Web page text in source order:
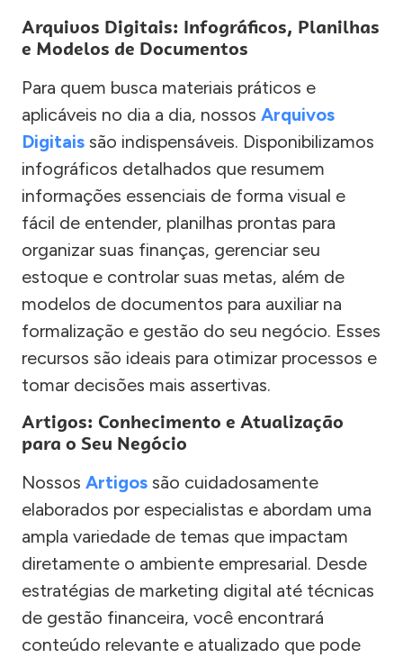
Arquivos Digitais: Infográficos, Planilhas
e Modelos de Documentos
Para quem busca materiais práticos e
aplicáveis no dia a dia, nossos Arquivos
Digitais são indispensáveis. Disponibilizamos
infográficos detalhados que resumem
informações essenciais de forma visual e
fácil de entender, planilhas prontas para
organizar suas finanças, gerenciar seu
estoque e controlar suas metas, além de
modelos de documentos para auxiliar na
formalização e gestão do seu negócio. Esses
recursos são ideais para otimizar processos e
tomar decisões mais assertivas.
Artigos: Conhecimento e Atualização
para o Seu Negócio
Nossos Artigos são cuidadosamente
elaborados por especialistas e abordam uma
ampla variedade de temas que impactam
diretamente o ambiente empresarial. Desde
estratégias de marketing digital até técnicas
de gestão financeira, você encontrará
conteúdo relevante e atualizado que pode